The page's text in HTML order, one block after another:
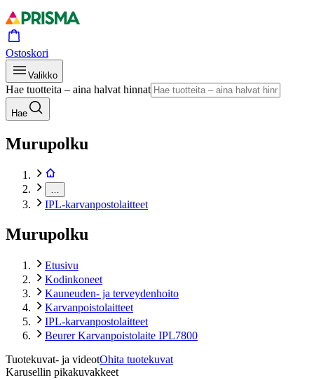
Ostoskori
Valikko
Hae tuotteita – aina halvat hinnat
Hae
Murupolku
IPL-karvanpostolaitteet
Murupolku
Etusivu
Kodinkoneet
Kauneuden- ja terveydenhoito
Karvanpoistolaitteet
IPL-karvanpostolaitteet
Beurer Karvanpoistolaite IPL7800
Tuotekuvat- ja videotOhita tuotekuvat
Karusellin pikakuvakkeet